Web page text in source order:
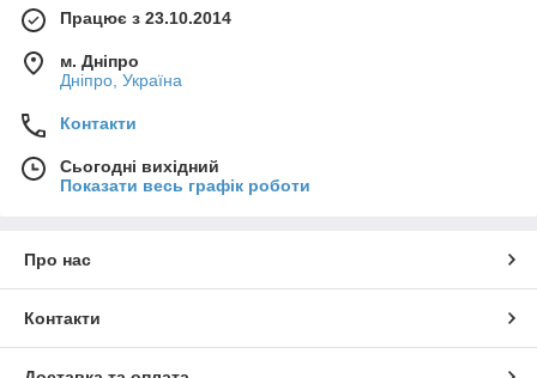
Працює з 23.10.2014
м. Дніпро
Дніпро, Україна
Контакти
Сьогодні вихідний
Показати весь графік роботи
Про нас
Контакти